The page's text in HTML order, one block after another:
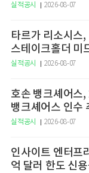
실적공시 2026-08-07
타르가 리소시스
스테이크홀더 미
실적공시 2026-08-07
호손 뱅크셰어스
뱅크셰어스 인수
실적공시 2026-08-07
인사이트 엔터프
억 달러 한도 신